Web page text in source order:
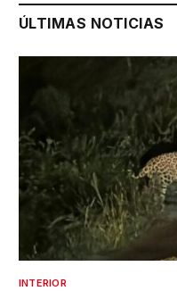
ÚLTIMAS NOTICIAS
INTERIOR